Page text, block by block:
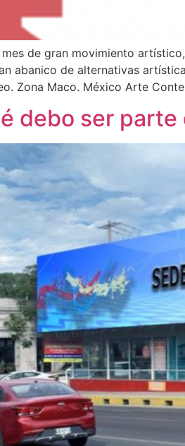
mes de gran movimiento
abanico de alternativas
Zona Maco. México Arte
debo ser parte